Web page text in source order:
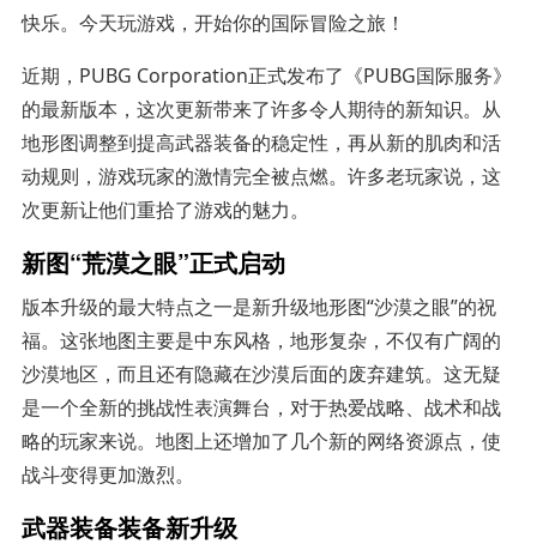
快乐。今天玩游戏，开始你的国际冒险之旅！
近期，PUBG Corporation正式发布了《PUBG国际服务》
的最新版本，这次更新带来了许多令人期待的新知识。从
地形图调整到提高武器装备的稳定性，再从新的肌肉和活
动规则，游戏玩家的激情完全被点燃。许多老玩家说，这
次更新让他们重拾了游戏的魅力。
新图“荒漠之眼”正式启动
版本升级的最大特点之一是新升级地形图“沙漠之眼”的祝
福。这张地图主要是中东风格，地形复杂，不仅有广阔的
沙漠地区，而且还有隐藏在沙漠后面的废弃建筑。这无疑
是一个全新的挑战性表演舞台，对于热爱战略、战术和战
略的玩家来说。地图上还增加了几个新的网络资源点，使
战斗变得更加激烈。
武器装备装备新升级